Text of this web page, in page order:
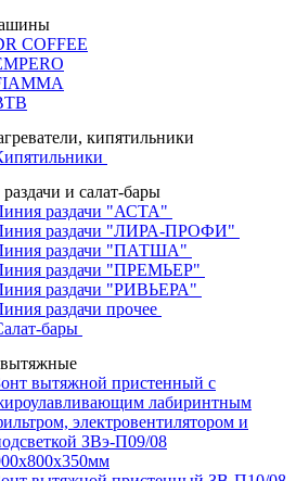
COFFEE
кипятильники
и салат-бары
раздачи "АСТА"
раздачи "ЛИРА-ПРОФИ"
раздачи "ПАТША"
раздачи "ПРЕМЬЕР"
раздачи "РИВЬЕРА"
раздачи прочее
бары
вытяжной пристенный с
лабиринтным
электровентилятором и
ЗВэ-П09/08